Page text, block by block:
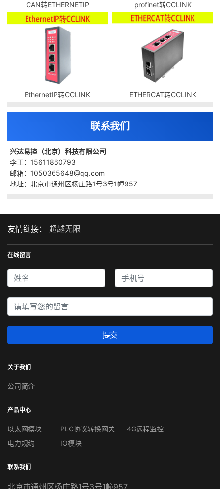
CAN转ETHERNETIP profinet转CCLINK
EthernetIP转CCLINK ETHERCAT转CCLINK
联系我们
兴达易控（北京）科技有限公司
李工：15611860793
邮箱：1050365648@qq.com
地址：北京市通州区杨庄路1号3号1幢957
友情链接： 超越无限
在线留言
提交
关于我们
公司简介
产品中心
以太网模块 PLC协议转换网关
4G远程监控
电力规约
IO模块
联系我们
北京市通州区杨庄路1号3号1幢957